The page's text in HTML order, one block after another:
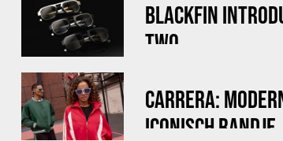
BLACKFIN
TWO
CARRERA:
ICONISCH RANDJE